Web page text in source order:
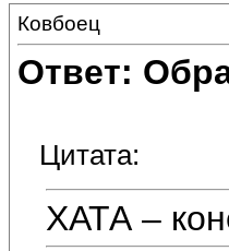
Ковбоец
Ответ:
Цитата:
ХАТА –